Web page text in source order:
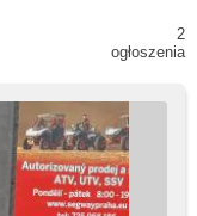
2
ogłoszenia